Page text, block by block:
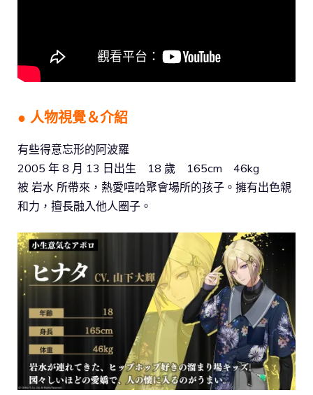
● 人物視覺＆介紹
有些得意忘形的阿波羅
2005 年 8 月 13 日出生 18 歲 165cm 46kg
被 岩水 所帶來，熱愛嘻哈聚會場所的孩子。擁有出色親
和力，擅長融入他人圈子。